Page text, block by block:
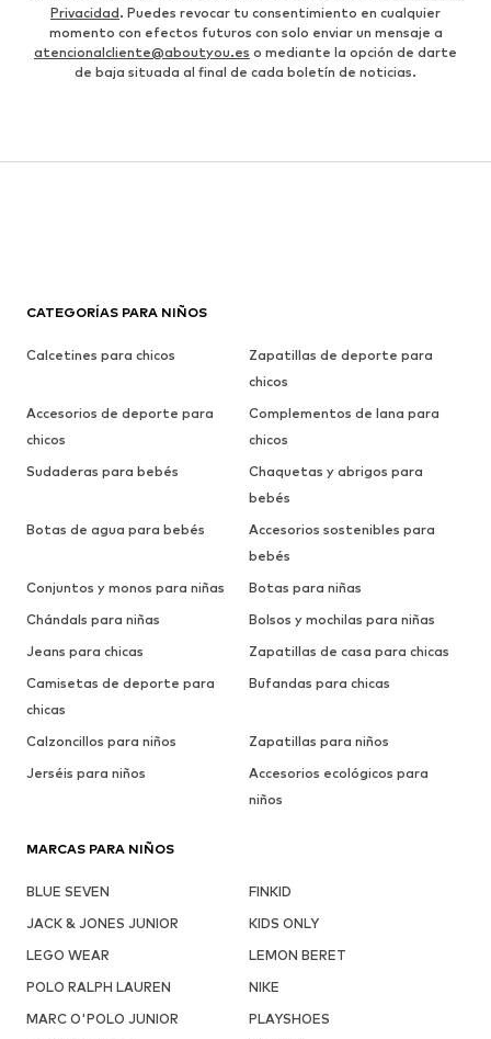
Privacidad. Puedes revocar tu consentimiento en cualquier
momento con efectos futuros con solo enviar un mensaje a
atencionalcliente@aboutyou.es o mediante la opción de darte
de baja situada al final de cada boletín de noticias.
CATEGORÍAS PARA NIÑOS
Calcetines para chicos
Zapatillas de deporte para
chicos
Accesorios de deporte para
chicos
Complementos de lana para
chicos
Sudaderas para bebés
Chaquetas y abrigos para
bebés
Botas de agua para bebés
Accesorios sostenibles para
bebés
Conjuntos y monos para niñas
Botas para niñas
Chándals para niñas
Bolsos y mochilas para niñas
Jeans para chicas
Zapatillas de casa para chicas
Camisetas de deporte para
chicas
Bufandas para chicas
Calzoncillos para niños
Zapatillas para niños
Jerséis para niños
Accesorios ecológicos para
niños
MARCAS PARA NIÑOS
BLUE SEVEN
FINKID
JACK & JONES JUNIOR
KIDS ONLY
LEGO WEAR
LEMON BERET
POLO RALPH LAUREN
NIKE
MARC O'POLO JUNIOR
PLAYSHOES